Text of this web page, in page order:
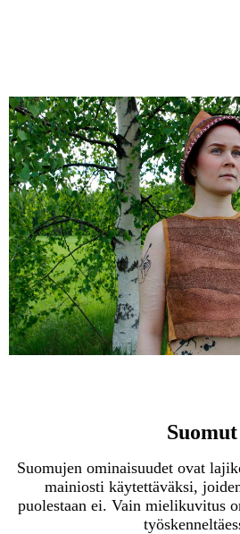
Suomut
Suomujen ominaisuudet ovat
mainiosti käytettäväksi,
puolestaan ei. Vain mielikuvitus